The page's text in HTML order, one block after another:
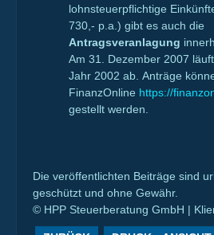
lohnsteuerpflichtige
730,- p.a.) gibt es auch die
Antragsveranlagung
Am 31. Dezember 2007
Jahr 2002 ab. Anträge
FinanzOnline https://
gestellt werden.
Die veröffentlichten Beiträge sind
geschützt und ohne Gewähr.
© HPP Steuerberatung GmbH |